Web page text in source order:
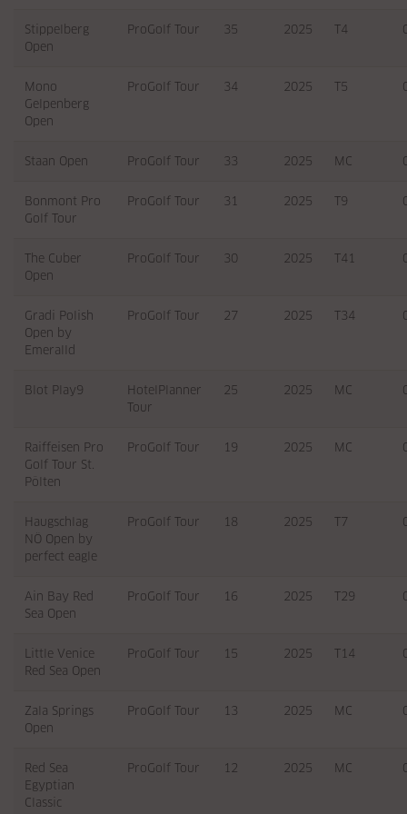
Stippelberg
Open
ProGolf Tour 35 2025 T4
Mono
Gelpenberg
Open
ProGolf Tour 34 2025 T5
Staan Open ProGolf Tour 33 2025 MC
Bonmont Pro
Golf Tour
ProGolf Tour 31 2025 T9
The Cuber
Open
ProGolf Tour 30 2025 T41
Gradi Polish
Open by
Emeralld
ProGolf Tour 27 2025 T34
Blot Play9
HotelPlanner
Tour
25 2025 MC
Raiffeisen Pro
Golf Tour St.
Pölten
ProGolf Tour 19 2025 MC
Haugschlag
NÖ Open by
perfect eagle
ProGolf Tour 18 2025 T7
Ain Bay Red
Sea Open
ProGolf Tour 16 2025 T29
Little Venice
Red Sea Open
ProGolf Tour 15 2025 T14
Zala Springs
Open
ProGolf Tour 13 2025 MC
Red Sea
Egyptian
Classic
ProGolf Tour 12 2025 MC